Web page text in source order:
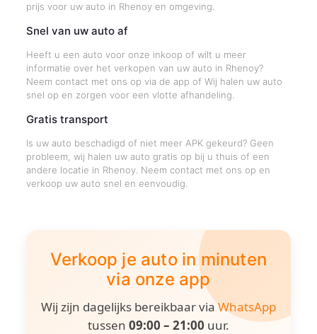
prijs voor uw auto in Rhenoy en omgeving.
Snel van uw auto af
Heeft u een auto voor onze inkoop of wilt u meer
informatie over het verkopen van uw auto in Rhenoy?
Neem contact met ons op via de app of Wij halen uw auto
snel op en zorgen voor een vlotte afhandeling.
Gratis transport
Is uw auto beschadigd of niet meer APK gekeurd? Geen
probleem, wij halen uw auto gratis op bij u thuis of een
andere locatie in Rhenoy. Neem contact met ons op en
verkoop uw auto snel en eenvoudig.
Verkoop je auto in minuten
via onze app
Wij zijn dagelijks bereikbaar viaWhatsApp
tussen 09:00 – 21:00 uur.